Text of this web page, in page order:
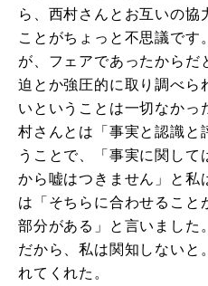
ら、西村さんとお互いの協
ことがちょっと不思議です
が、フェアであったからだ
迫とか強圧的に取り調べら
いということは一切なかっ
村さんとは「事実と認識と
うことで、「事実に関して
から嘘はつきません」と私
は「そちらに合わせること
部分がある」と言いました
だから、私は関知しないと
れてくれた。